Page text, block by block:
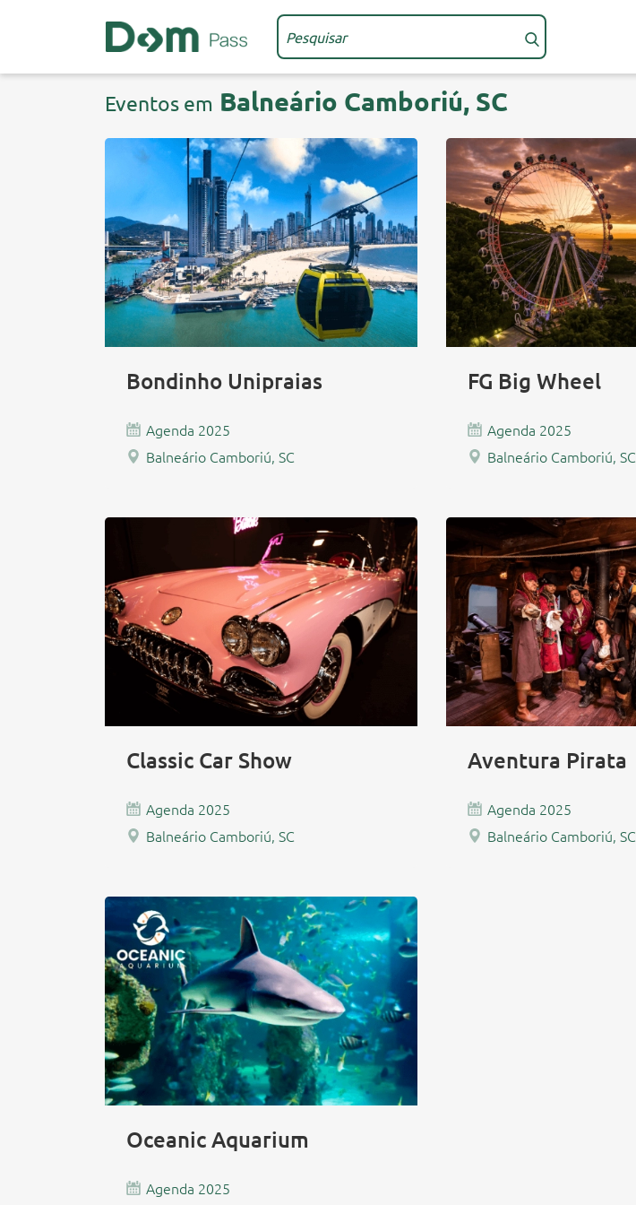
Eventos em Balneário Camboriú, SC
Bondinho Unipraias
Agenda 2025
Balneário Camboriú, SC
FG Big Wheel
Agenda 2025
Balneário Camboriú, SC
Classic Car Show
Agenda 2025
Balneário Camboriú, SC
Aventura Pirata
Agenda 2025
Balneário Camboriú, SC
Oceanic Aquarium
Agenda 2025